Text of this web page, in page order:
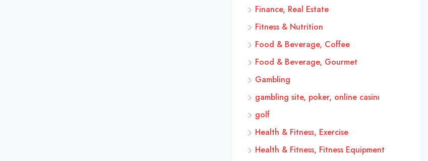
Finance, Real Estate
Fitness & Nutrition
Food & Beverage, Coffee
Food & Beverage, Gourmet
Gambling
gambling site, poker, online casinı
golf
Health & Fitness, Exercise
Health & Fitness, Fitness Equipment